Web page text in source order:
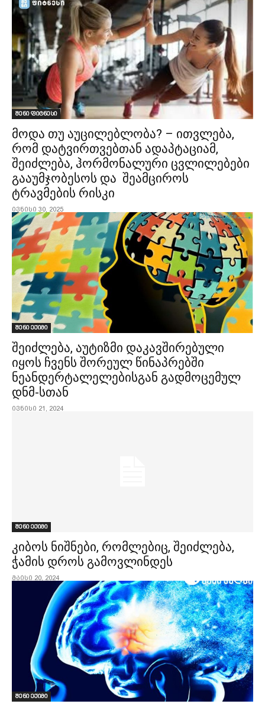
შენი ფიტნესი
მოდა თუ აუცილებლობა? – ითვლება,
რომ დატვირთვებთან ადაპტაციამ,
შეიძლება, ჰორმონალური ცვლილებები
გააუმჯობესოს და შეამციროს
ტრავმების რისკი
ივნისი 30, 2025
შენი ექიმი
შეიძლება, აუტიზმი დაკავშირებული
იყოს ჩვენს შორეულ წინაპრებში
ნეანდერტალელებისგან გადმოცემულ
დნმ-სთან
ივნისი 21, 2024
შენი ექიმი
კიბოს ნიშნები, რომლებიც, შეიძლება,
ჭამის დროს გამოვლინდეს
მაისი 20, 2024
შენი ექიმი